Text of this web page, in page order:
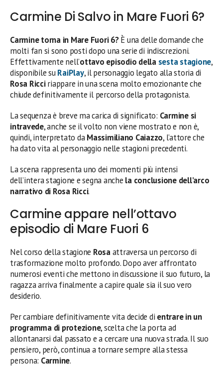
Carmine Di Salvo in Mare Fuori 6?
Carmine torna in Mare Fuori 6?È una delle domande che
molti fan si sono posti dopo una serie di indiscrezioni.
Effettivamente nell’ottavo episodio della sesta stagione,
disponibile suRaiPlay, il personaggio legato alla storia di
Rosa Ricciriappare in una scena molto emozionante che
chiude definitivamente il percorso della protagonista.
La sequenza è breve ma carica di significato: Carmine si
intravede, anche se il volto non viene mostrato e non è,
quindi, interpretato daMassimiliano Caiazzo, l’attore che
ha dato vita al personaggio nelle stagioni precedenti.
La scena rappresenta uno dei momenti più intensi
dell’intera stagione e segna anche la conclusione dell’arco
narrativo di Rosa Ricci.
Carmine appare nell’ottavo
episodio di Mare Fuori 6
Nel corso della stagione Rosaattraversa un percorso di
trasformazione molto profondo. Dopo aver affrontato
numerosi eventi che mettono in discussione il suo futuro, la
ragazza arriva finalmente a capire quale sia il suo vero
desiderio.
Per cambiare definitivamente vita decide di entrare in un
programma di protezione, scelta che la porta ad
allontanarsi dal passato e a cercare una nuova strada. Il suo
pensiero, però, continua a tornare sempre alla stessa
persona: Carmine.